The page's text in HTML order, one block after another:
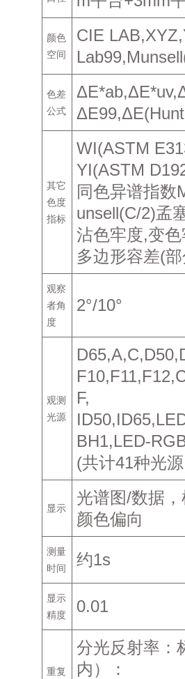
颜色
空间
CIE
色差
公式
其它
色度
指标
WI(ASTM
YI(ASTM
同色异谱指数
unsell(C/2)孟
沾色牢度,变
多边形容差(
观察
者角
度
2°/10°
观测
光源
F,
BH1,LED-
(共计41种光
显示
光谱图/数据
颜色偏向
测量
时间
约1s
显示
精度
0.01
重复
分光反射率：
内）：